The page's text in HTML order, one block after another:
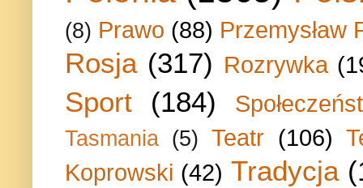
(8) Prawo (88) Przemysław
Rosja (317) Rozrywka
Sport (184)
Tasmania (5) Teatr (106)
Koprowski (42) Tradycja